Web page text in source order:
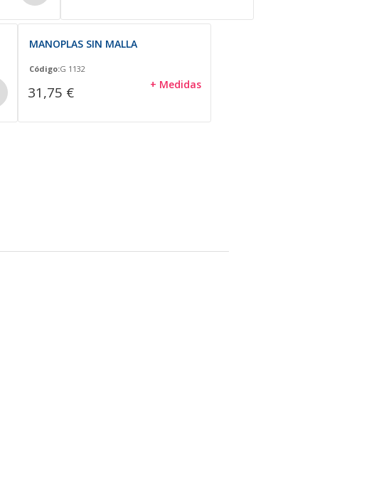
MANOPLAS SIN MALLA
Código:G 1132
31,75 € + Medidas